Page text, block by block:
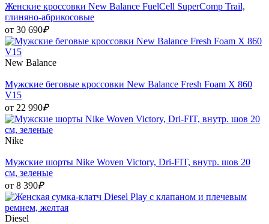
Женские кроссовки New Balance FuelCell SuperComp Trail,
глиняно-абрикосовые
от 30 690₽
New Balance
Мужские беговые кроссовки New Balance Fresh Foam X 860
V15
от 22 990₽
Nike
Мужские шорты Nike Woven Victory, Dri-FIT, внутр. шов 20
см, зеленые
от 8 390₽
Diesel